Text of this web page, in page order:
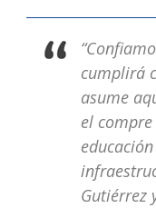
cumplirá
asume
el
Gutiérrez